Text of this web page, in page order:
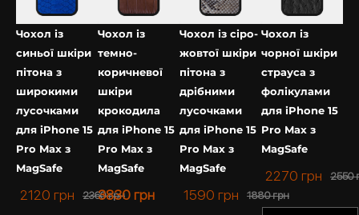
неповторним малюнком пір’яних фолікул. Це
робить страусину шкіру однією з найдорожчих.
Купивши такий аксесуар, Ви можете бути
спокійними за Ваш смартфон навіть під час
випадкових падінь.
Якісні матеріали преміум-класу
Чохол ручної роботи з протиударного силікону із
софт тач покриттям, має преміум якість, міцний та
зносостійкий за рахунок якісної фурнітури.
Чохол із
синьої шкіри
пітона з
широкими
лусочками
для iPhone 15
Pro Max з
MagSafe
2360грн
2120 грн
Чохол із
темно-
коричневої
шкіри
крокодила
для iPhone 15
Pro Max з
MagSafe
3830 грн
Чохол із сіро-
жовтої шкіри
пітона з
дрібними
лусочками
для iPhone 15
Pro Max з
MagSafe
1880грн
1590 грн
Чохол із
чорної шкіри
страуса з
фолікулами
для iPhone 15
Pro Max з
MagSafe
2550
2270 грн